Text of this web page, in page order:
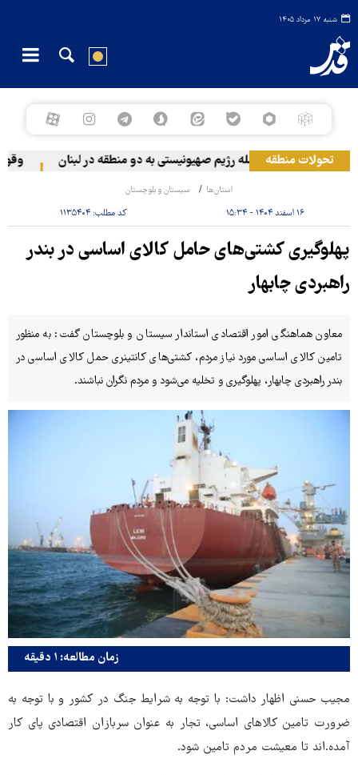
شنبه ۱۷ مرداد ۱۴۰۵
تحولات منطقهحمله رژیم صهیونیستی به دو منطقه در لبنان وقوع
استان‌ها سیستان و بلوچستان
۱۶ اسفند ۱۴۰۴ - ۱۵:۳۴ کد مطلب: ۱۱۳۵۴۰۴
پهلوگیری کشتی‌های حامل کالای اساسی در بندر
راهبردی چابهار
معاون هماهنگی امور اقتصادی استاندار سیستان و بلوچستان گفت: به منظور
تامین کالای اساسی مورد نیاز مردم، کشتی‌های کانتینری حمل کالای اساسی در
بندر راهبردی چابهار، پهلوگیری و تخلیه می‌شود و مردم نگران نباشند.
زمان مطالعه: ۱ دقیقه
مجیب حسنی اظهار داشت: با توجه به شرایط جنگ در کشور و با توجه به
ضرورت تامین کالاهای اساسی، تجار به عنوان سربازان اقتصادی پای کار
آمده.اند تا معیشت مردم تامین شود.